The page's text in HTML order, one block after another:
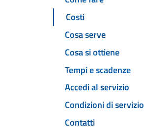
Costi
Cosa serve
Cosa si ottiene
Tempi e scadenze
Accedi al servizio
Condizioni di servizio
Contatti